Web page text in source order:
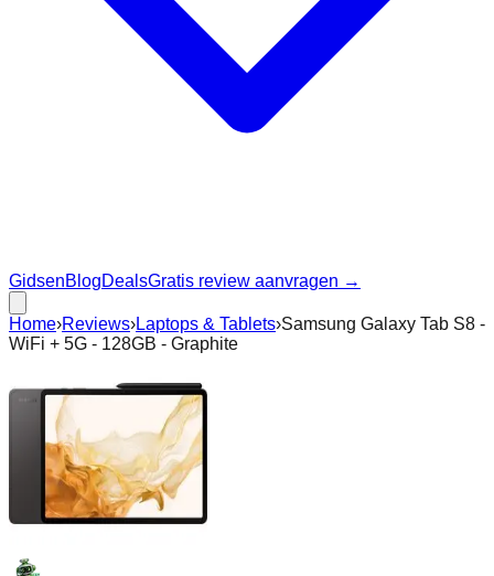
GidsenBlogDealsGratis review aanvragen →
Home›Reviews›Laptops & Tablets›Samsung Galaxy Tab S8 -
WiFi + 5G - 128GB - Graphite